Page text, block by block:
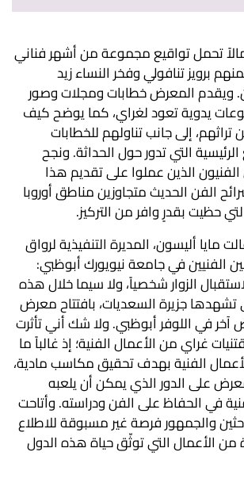
تحمل تواقيع مجموعة من أشهر فناني
برويز تنافولي وفخر النساء زيد
المعرض خطابات ومجلات وصور
يدوية تعود لغراي، كما يوضح كيف
إلى جانب تناولهم للخطابات
التي تدور حول الحداثة. ونجح
الذين عملوا على تقديم هذا
الفن الحديث متجاوزين مناطق أوروبا
حظيت بقدرٍ وافر من التركيز.
مايا أليسون، المديرة التنفيذية لرواق
الفنيين في جامعة نيويورك أبوظبي:
الزوار شخصياً، ولا سيما خلال هذه
تشهدها جزيرة السعديات، بافتتاح معرض
في اللوفر أبوظبي. ولا شك أني تأثرت
غراي من الأعمال الفنية؛ إذ غالباً ما
الفنية بهدف تحقيق مكاسب مادية،
على الدور الذي يمكن أن يلعبه
في الحفاظ على الفن ودراسته. وأتاحت
والجمهور فرصة غير مسبوقة للاطلاع
الأعمال التي توثّق حياة هذه الدول